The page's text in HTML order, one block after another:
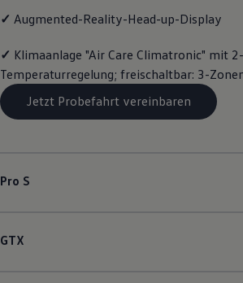
Pannen- und Unfallhilfe
✓ Augmented-Reality-Head-up-Display
✓ Klimaanlage "Air Care Climatronic" mit
Temperaturregelung; freischaltbar: 3-
Jetzt Probefahrt vereinbaren
Pro S
GTX